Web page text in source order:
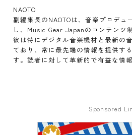
NAOTO
副編集長のNAOTOは、音楽プロデュ
し、Music Gear Japanのコンテンツ
彼は特にデジタル音楽機材と最新の
ており、常に最先端の情報を提供す
す。読者に対して革新的で有益な情
Sponsored